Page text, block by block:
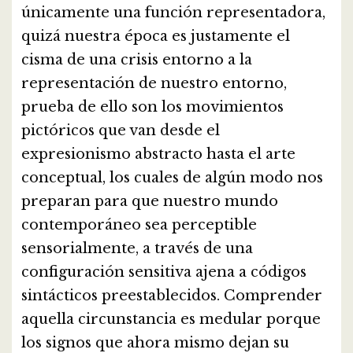
únicamente una función representadora,
quizá nuestra época es justamente el
cisma de una crisis entorno a la
representación de nuestro entorno,
prueba de ello son los movimientos
pictóricos que van desde el
expresionismo abstracto hasta el arte
conceptual, los cuales de algún modo nos
preparan para que nuestro mundo
contemporáneo sea perceptible
sensorialmente, a través de una
configuración sensitiva ajena a códigos
sintácticos preestablecidos. Comprender
aquella circunstancia es medular porque
los signos que ahora mismo dejan su